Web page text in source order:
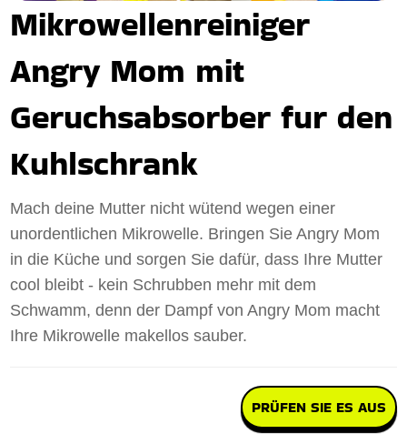
Mikrowellenreiniger
Angry Mom mit
Geruchsabsorber fur den
Kuhlschrank
Mach deine Mutter nicht wütend wegen einer
unordentlichen Mikrowelle. Bringen Sie Angry Mom
in die Küche und sorgen Sie dafür, dass Ihre Mutter
cool bleibt - kein Schrubben mehr mit dem
Schwamm, denn der Dampf von Angry Mom macht
Ihre Mikrowelle makellos sauber.
PRÜFEN SIE ES AUS